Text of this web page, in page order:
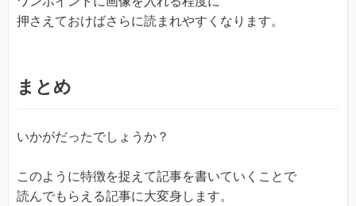
押さえておけばさらに読まれやすくなります。
まとめ
いかがだったでしょうか？
このように特徴を捉えて記事を書いていくことで
読んでもらえる記事に大変身します。